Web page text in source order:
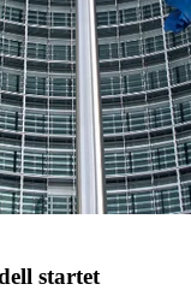
startet